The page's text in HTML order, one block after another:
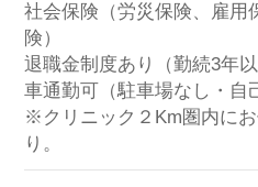
社会保険（労災保険、雇用
険）
退職金制度あり（勤続3年以
車通勤可（駐車場なし・自
※クリニック２Km圏内に
り。